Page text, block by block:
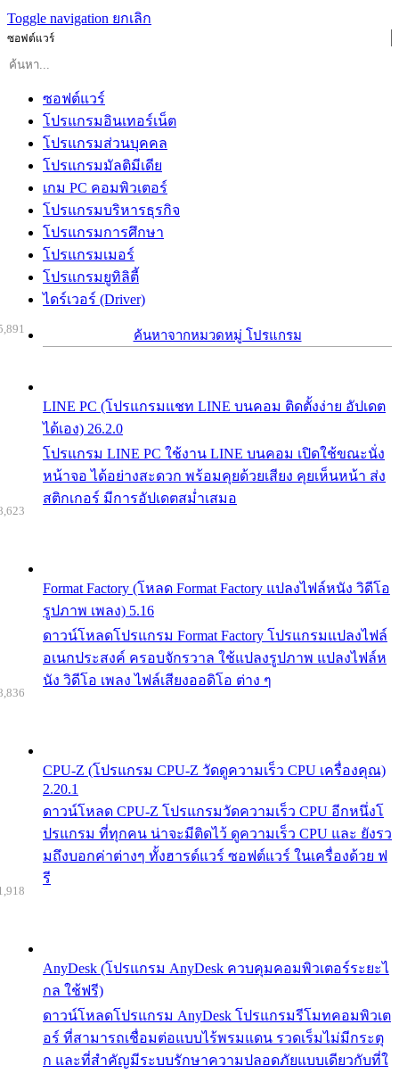
Toggle navigation ยกเลิก
ซอฟต์แวร์
ซอฟต์แวร์
โปรแกรมอินเทอร์เน็ต
โปรแกรมส่วนบุคคล
โปรแกรมมัลติมีเดีย
เกม PC คอมพิวเตอร์
โปรแกรมบริหารธุรกิจ
โปรแกรมการศึกษา
โปรแกรมเมอร์
โปรแกรมยูทิลิตี้
ไดร์เวอร์ (Driver)
ค้นหาจากหมวดหมู่ โปรแกรม
LINE PC (โปรแกรมแชท LINE บนคอม ติดตั้งง่าย อัปเดต
ได้เอง) 26.2.0
โปรแกรม LINE PC ใช้งาน LINE บนคอม เปิดใช้ขณะนั่ง
หน้าจอ ได้อย่างสะดวก พร้อมคุยด้วยเสียง คุยเห็นหน้า ส่ง
สติกเกอร์ มีการอัปเดตสม่ำเสมอ
Format Factory (โหลด Format Factory แปลงไฟล์หนัง วิดีโอ
รูปภาพ เพลง) 5.16
ดาวน์โหลดโปรแกรม Format Factory โปรแกรมแปลงไฟล์
อเนกประสงค์ ครอบจักรวาล ใช้แปลงรูปภาพ แปลงไฟล์ห
นัง วิดีโอ เพลง ไฟล์เสียงออดิโอ ต่าง ๆ
CPU-Z (โปรแกรม CPU-Z วัดดูความเร็ว CPU เครื่องคุณ)
2.20.1
ดาวน์โหลด CPU-Z โปรแกรมวัดความเร็ว CPU อีกหนึ่งโ
ปรแกรม ที่ทุกคน น่าจะมีติดไว้ ดูความเร็ว CPU และ ยังรว
มถึงบอกค่าต่างๆ ทั้งฮารด์แวร์ ซอฟต์แวร์ ในเครื่องด้วย ฟ
รี
AnyDesk (โปรแกรม AnyDesk ควบคุมคอมพิวเตอร์ระยะไ
กล ใช้ฟรี)
ดาวน์โหลดโปรแกรม AnyDesk โปรแกรมรีโมทคอมพิวเต
อร์ ที่สามารถเชื่อมต่อแบบไร้พรมแดน รวดเร็มไม่มีกระตุ
ก และที่สำคัญมีระบบรักษาความปลอดภัยแบบเดียวกับที่ใ